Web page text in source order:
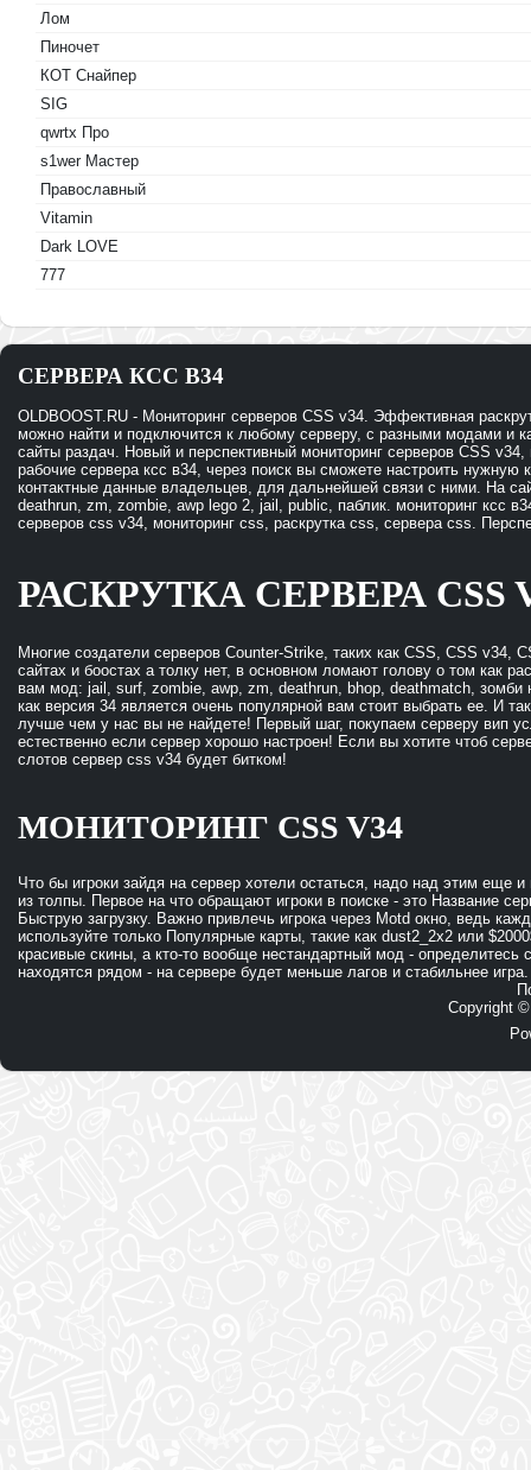
Лом
Пиночет
КОТ Снайпер
SIG
qwrtx Про
s1wer Мастер
Православный
Vitamin
Dark LOVE
777
СЕРВЕРА КСС В34
OLDBOOST.RU - Мониторинг серверов CSS v34. Эффективная
можно найти и подключится к любому серверу, с разными модами и
сайты раздач. Новый и перспективный мониторинг серверов CSS
рабочие сервера ксс в34, через поиск вы сможете настроить нужную
контактные данные владельцев, для дальнейшей связи с ними. На
deathrun, zm, zombie, awp lego 2, jail, public, паблик. мониторинг ксс
серверов css v34, мониторинг css, раскрутка css, сервера css.
РАСКРУТКА СЕРВЕРА CSS
Многие создатели серверов Counter-Strike, таких как CSS, CSS v34,
сайтах и боостах а толку нет, в основном ломают голову о том как
вам мод: jail, surf, zombie, awp, zm, deathrun, bhop, deathmatch, зомби
как версия 34 является очень популярной вам стоит выбрать ее. И
лучше чем у нас вы не найдете! Первый шаг, покупаем серверу вип
естественно если сервер хорошо настроен! Если вы хотите чтоб
слотов сервер css v34 будет битком!
МОНИТОРИНГ CSS V34
Что бы игроки зайдя на сервер хотели остаться, надо над этим еще
из толпы. Первое на что обращают игроки в поиске - это Название
Быструю загрузку. Важно привлечь игрока через Motd окно, ведь
используйте только Популярные карты, такие как dust2_2x2 или
красивые скины, а кто-то вообще нестандартный мод -
находятся рядом - на сервере будет меньше лагов и стабильнее игра.
Copyright